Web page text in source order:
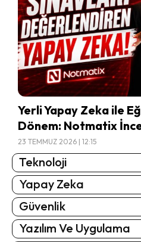
Yerli Yapay Zeka ile
Dönem: Notmatix
23 TEMMUZ 2026 | 12:15
Teknoloji
Yapay Zeka
Güvenlik
Yazılım Ve Uygulama